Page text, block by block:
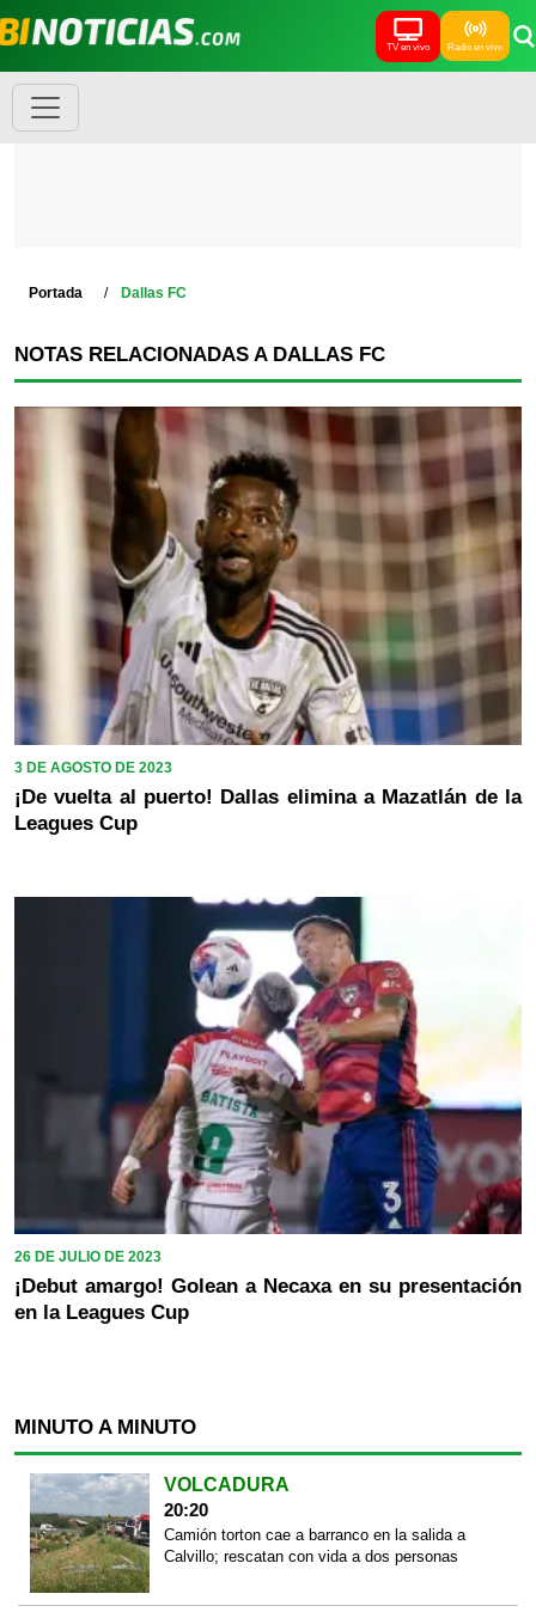
TV en vivo Radio en vivo
Portada Dallas FC
NOTAS RELACIONADAS A DALLAS FC
3 DE AGOSTO DE 2023
¡De vuelta al puerto! Dallas elimina a Mazatlán de la
Leagues Cup
26 DE JULIO DE 2023
¡Debut amargo! Golean a Necaxa en su presentación
en la Leagues Cup
MINUTO A MINUTO
VOLCADURA
20:20
Camión torton cae a barranco en la salida a
Calvillo; rescatan con vida a dos personas